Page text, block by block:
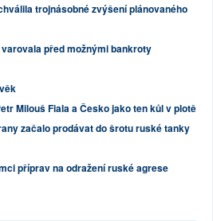
trojnásobné zvýšení plánovaného
před možnými bankroty
Milouš Fiala a Česko jako ten kůl v plotě
začalo prodávat do šrotu ruské tanky
příprav na odražení ruské agrese